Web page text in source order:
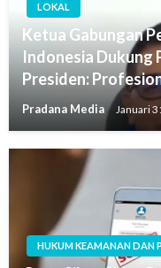
LOKAL
Ketua Gabungan
Indonesia Dukung
Presiden:
Pradana Media Januari
HUKUM KEAMANAN DAN